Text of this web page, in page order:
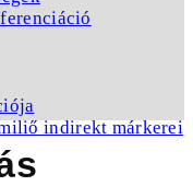
indirekt márkerei